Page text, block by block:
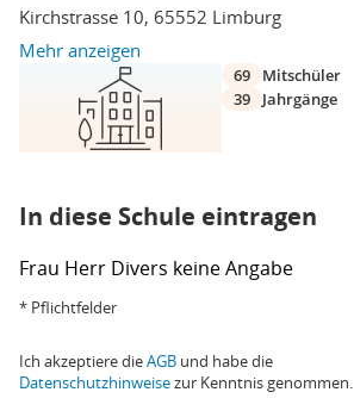
Kirchstrasse 10, 65552 Limburg
Mehr anzeigen
69
Mitschüler
39
Jahrgänge
In diese Schule eintragen
Frau Herr Divers keine Angabe
* Pflichtfelder
Ich akzeptiere dieAGB und habe die
Datenschutzhinweisezur Kenntnis genommen.